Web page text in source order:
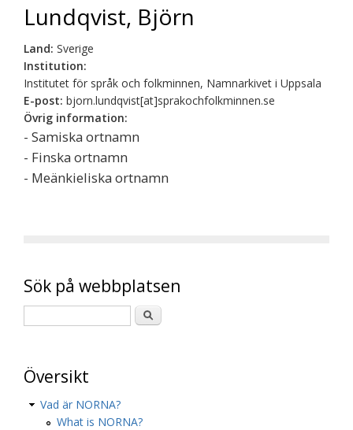
Lundqvist, Björn
Land: Sverige
Institution:
Institutet för språk och folkminnen, Namnarkivet i Uppsala
E-post: bjorn.lundqvist[at]sprakochfolkminnen.se
Övrig information:
- Samiska ortnamn
- Finska ortnamn
- Meänkieliska ortnamn
Sök på webbplatsen
Översikt
Vad är NORNA?
What is NORNA?